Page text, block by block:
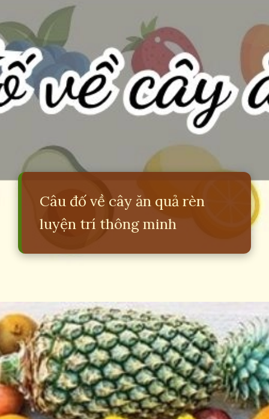
Câu đố về cây ăn quả rèn
luyện trí thông minh
Đang mởhttps://erci.edu.vn/cau-do-ve-cay-an-qua